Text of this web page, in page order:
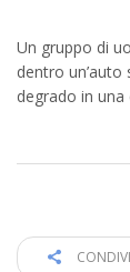
Un gruppo di
dentro
degrado in una